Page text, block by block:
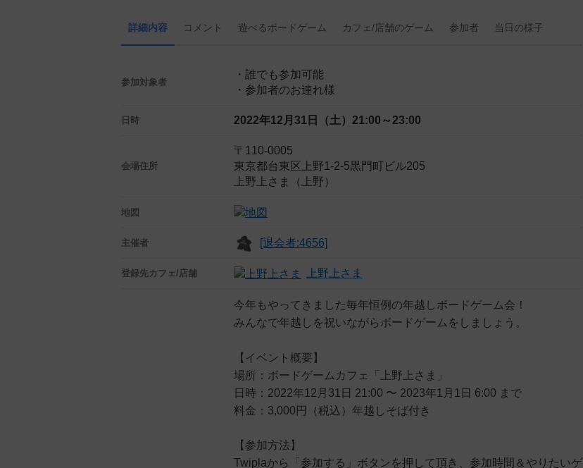
詳細内容 コメント 遊べるボードゲーム カフェ/店舗のゲーム 参加者 当日の様子
参加対象者
・誰でも参加可能
・参加者のお連れ様
日時 2022年12月31日（土） 21:00～23:00
会場住所
〒110-0005
東京都台東区上野1-2-5黒門町ビル205
上野上さま（上野）
地図
主催者 [退会者:4656]
登録先カフェ/店舗 上野上さま
今年もやってきました毎年恒例の年越しボードゲーム会！
みんなで年越しを祝いながらボードゲームをしましょう。
【イベント概要】
場所：ボードゲームカフェ「上野上さま」
日時：2022年12月31日 21:00 〜 2023年1月1日 6:00 まで
料金：3,000円（税込）年越しそば付き
【参加方法】
Twiplaから「参加する」ボタンを押して頂き、参加時間＆やりたいゲ